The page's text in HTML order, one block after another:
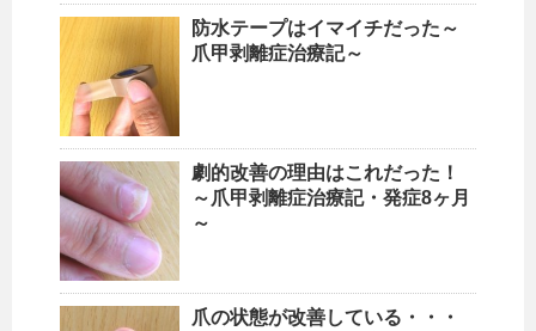
防水テープはイマイチだった～
爪甲剥離症治療記～
劇的改善の理由はこれだった！
～爪甲剥離症治療記・発症8ヶ月
～
爪の状態が改善している・・・